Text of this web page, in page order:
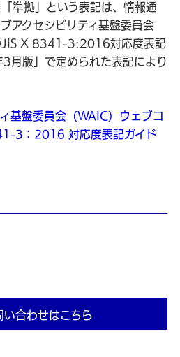
準拠」という表記は、情報通
アクセシビリティ基盤委員会
JIS X 8341-3:2016対応度表記
月版」で定められた表記により
基盤委員会（WAIC）ウェブコ
3：2016 対応度表記ガイド
い合わせはこちら